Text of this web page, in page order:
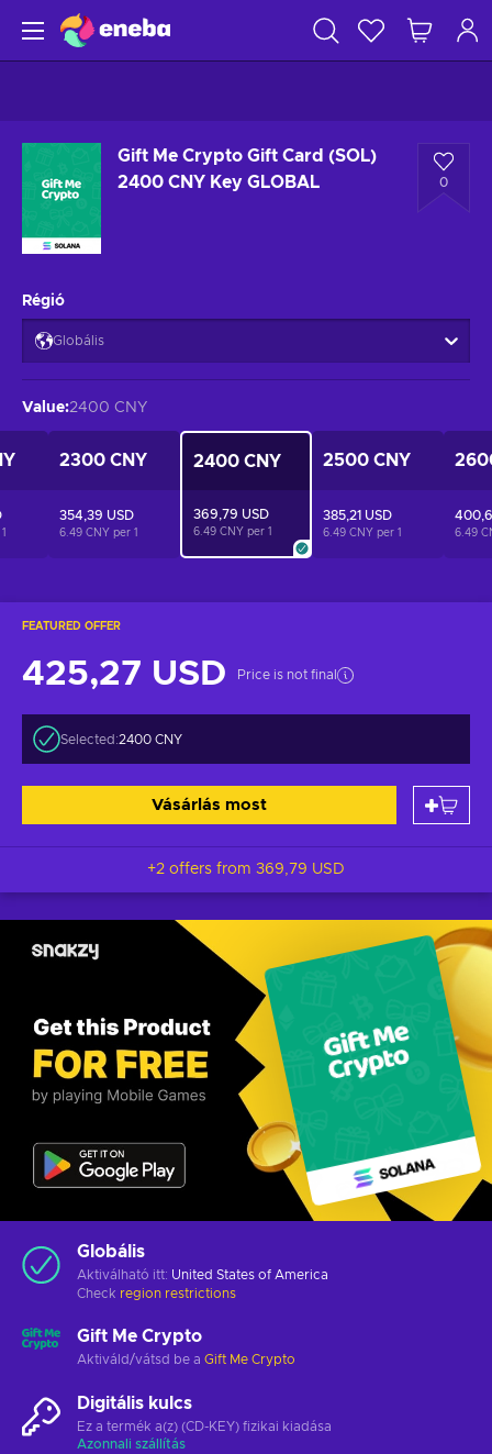
Gift Me Crypto Gift Card (SOL)
2400 CNY Key GLOBAL
0
FEATURED OFFER
425,27 USD Price is not final
Selected:2400 CNY
Vásárlás most
+2 offers from 369,79 USD
Globális
Aktiválható itt: United States of America
Check region restrictions
Gift Me Crypto
Aktiváld/vátsd be a Gift Me Crypto
Digitális kulcs
Ez a termék a(z) (CD-KEY) fizikai kiadása
Azonnali szállítás
Régió
Globális
Value:2400 CNY
1
2300 CNY
354,39 USD
6.49 CNY per 1
2400 CNY
369,79 USD
6.49 CNY per 1
2500 CNY
385,21 USD
6.49 CNY per 1 6.49